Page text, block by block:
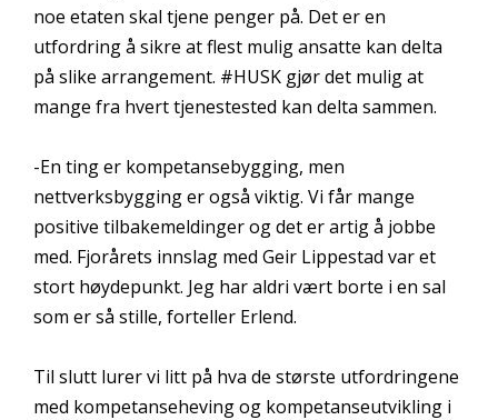
noe etaten skal tjene penger på. Det er en
utfordring å sikre at flest mulig ansatte kan delta
på slike arrangement. #HUSK gjør det mulig at
mange fra hvert tjenestested kan delta sammen.
-En ting er kompetansebygging, men
nettverksbygging er også viktig. Vi får mange
positive tilbakemeldinger og det er artig å jobbe
med. Fjorårets innslag med Geir Lippestad var et
stort høydepunkt. Jeg har aldri vært borte i en sal
som er så stille, forteller Erlend.
Til slutt lurer vi litt på hva de største utfordringene
med kompetanseheving og kompetanseutvikling i